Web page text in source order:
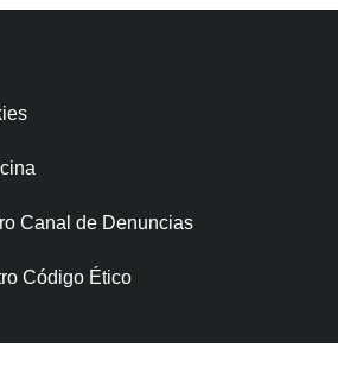
Canal de Denuncias
Código Ético